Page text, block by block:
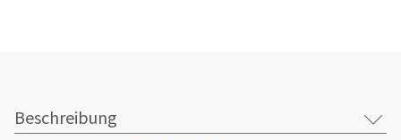
Beschreibung